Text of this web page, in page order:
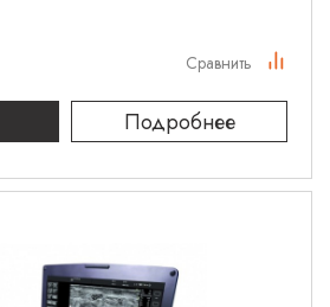
Подробнее
Сравнить